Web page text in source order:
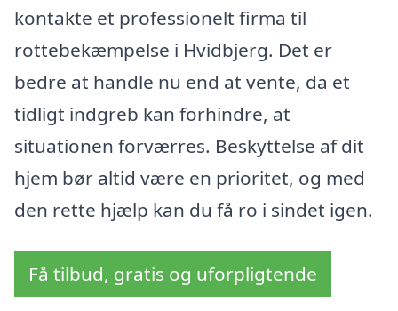
kontakte et professionelt firma til
rottebekæmpelse i Hvidbjerg. Det er
bedre at handle nu end at vente, da et
tidligt indgreb kan forhindre, at
situationen forværres. Beskyttelse af dit
hjem bør altid være en prioritet, og med
den rette hjælp kan du få ro i sindet igen.
Få tilbud, gratis og uforpligtende